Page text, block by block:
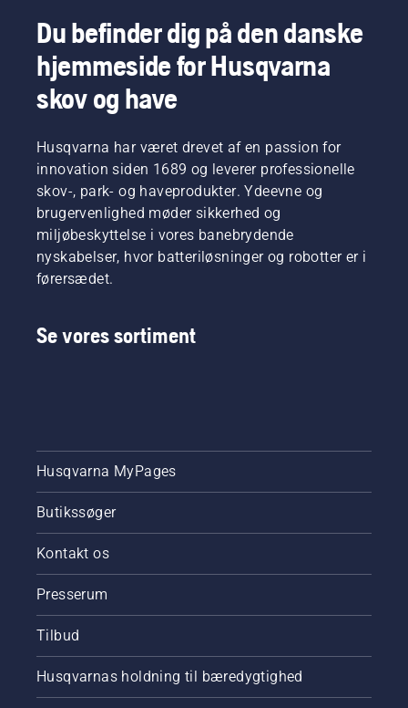
Du befinder dig på den danske
hjemmeside for Husqvarna
skov og have
Husqvarna har været drevet af en passion for
innovation siden 1689 og leverer professionelle
skov-, park- og haveprodukter. Ydeevne og
brugervenlighed møder sikkerhed og
miljøbeskyttelse i vores banebrydende
nyskabelser, hvor batteriløsninger og robotter er i
førersædet.
Se vores sortiment
Husqvarna MyPages
Butikssøger
Kontakt os
Presserum
Tilbud
Husqvarnas holdning til bæredygtighed